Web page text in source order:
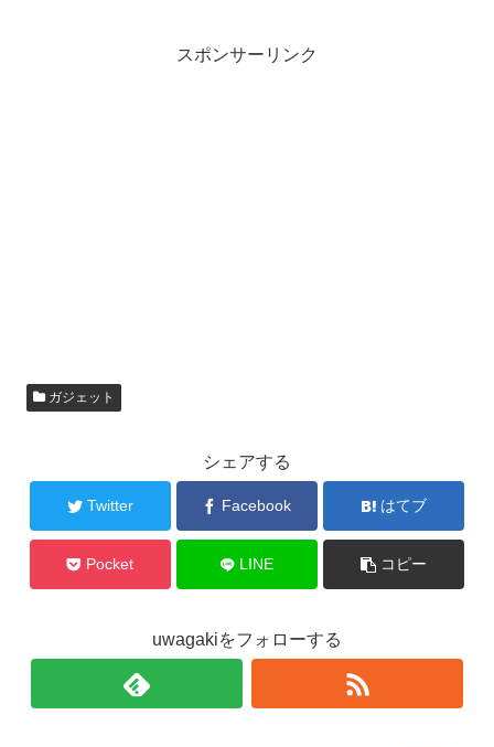
スポンサーリンク
ガジェット
シェアする
Twitter Facebook はてブ
Pocket LINE コピー
uwagakiをフォローする